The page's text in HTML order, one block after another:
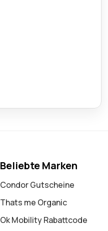
Beliebte Marken
Condor Gutscheine
Thats me Organic
Ok Mobility Rabattcode